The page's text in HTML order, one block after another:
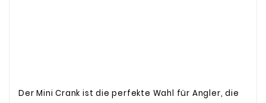
Der Mini Crank ist die perfekte Wahl für Angler, die